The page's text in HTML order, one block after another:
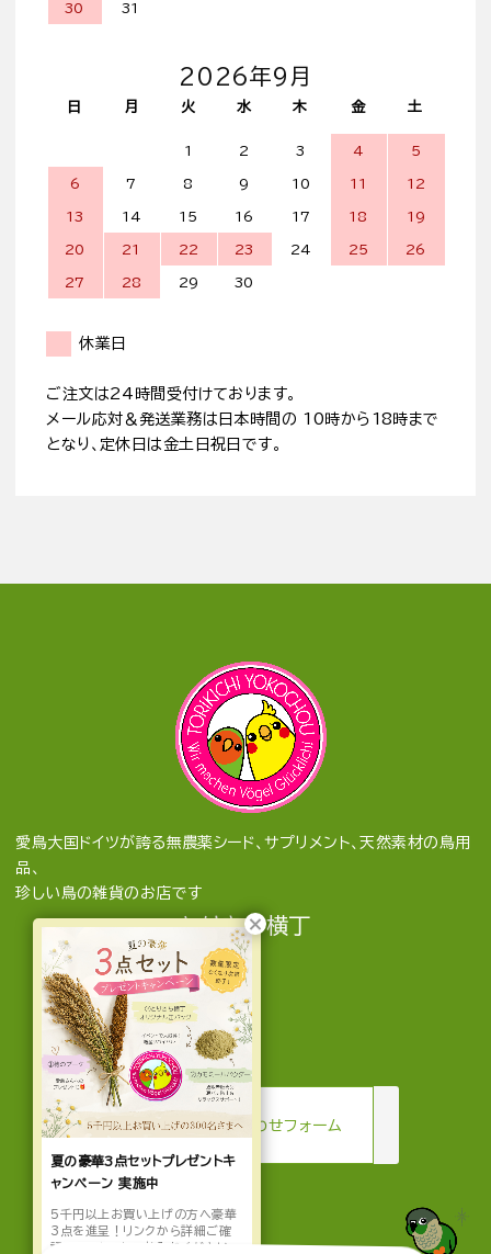
30 31
2026年9月
日 月 火 水 木 金 土
1 2 3 4 5
6 7 8 9 10 11 12
13 14 15 16 17 18 19
20 21 22 23 24 25 26
27 28 29 30
休業日
ご注文は24時間受付けております。
メール応対＆発送業務は日本時間の 10時から18時まで
となり、定休日は金土日祝日です。
愛鳥大国ドイツが誇る無農薬シード、サプリメント、天然素材の鳥用
品、
珍しい鳥の雑貨のお店です
とりきち横丁
mail お問い合わせフォーム
夏の豪華3点セットプレゼントキ
ャンペーン 実施中
5千円以上お買い上げの方へ豪華
3点を進呈！リンクから詳細ご確
認の上、カートへお入れください。